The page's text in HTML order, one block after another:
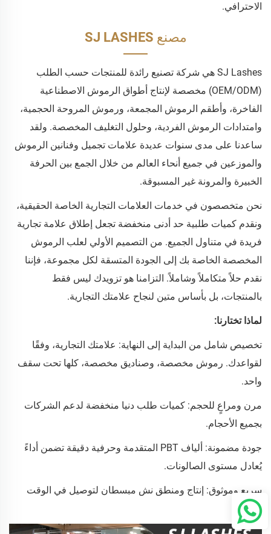
الاحترافي.
مصنع SJ LASHES
SJ Lashes هي شركة تصنيع رائدة للمنتجات حسب الطلب
(OEM/ODM) مخصصة لإنتاج أطواق الرموش الاصطناعية
الفاخرة، وأطقم الرموش المجمعة، ورموش المروحة الحجمية،
وامتدادات الرموش الفردية، وحلول التغليف المخصصة. ولقد
ساعدنا على مدى سنوات عديدة علامات تجميل وفنانين الرموش
والموزعين في جميع أنحاء العالم من خلال الجمع بين الحرفة
الخبيرة والمرونة غير المسبوقة.
نحن متخصصون في خدمات العلامات التجارية الخاصة الحقيقية،
ونقدم كميات طلبية حد أدنى منخفضة تجعل إطلاق علامة تجارية
فريدة في متناول الجميع. من التصميم الأولي لعلب الرموش
المخصصة الخاصة بك إلى الجودة المتسقة لكل مجموعة، فإننا
نقدم حلاً متكاملاً وشاملاً. التزامنا هو تزويدك ليس فقط
بالمنتجات، بل بأساس متين لنجاح علامتك التجارية.
لماذا تختارنا:
تخصيص شامل من البداية إلى النهاية: علامتك التجارية، وفقًا
لقواعدك. رموش مخصصة، وصناديق مخصصة، كلها تحت سقف
واحد.
مرن ومراعٍ للحجم: كميات طلب دنيا منخفضة لدعم الشركات
بجميع الأحجام.
جودة مضمونة: ألياف PBT المتقدمة وحرفية دقيقة تضمن أداءً
يُعادل مستوى الصالونات.
سريع وموثوق: إنتاج ومنطق نش مبسطان لتوصيل في الوقت
المحدد.